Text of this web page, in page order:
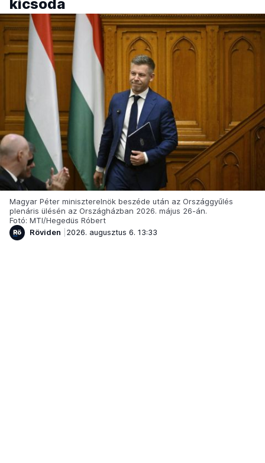
kicsoda
Magyar Péter miniszterelnök beszéde után az Országgyűlés
plenáris ülésén az Országházban 2026. május 26-án.
Fotó: MTI/Hegedüs Róbert
Röviden
2026. augusztus 6. 13:33